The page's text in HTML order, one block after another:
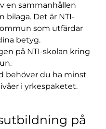
en sammanhållen
bilaga. Det är NTI-
som utfärdar
betyg.
på NTI-skolan kring
behöver du ha minst
i yrkespaketet.
på